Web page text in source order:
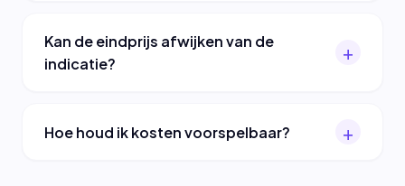
Kan de eindprijs afwijken van de
indicatie?
Hoe houd ik kosten voorspelbaar?